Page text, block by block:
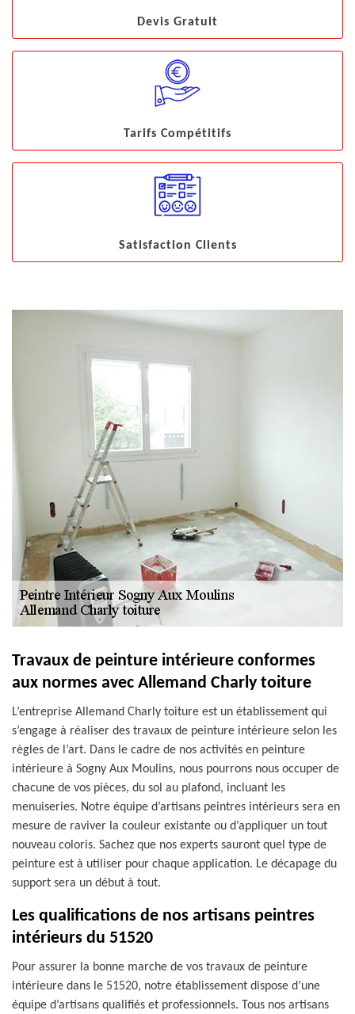
Devis Gratuit
Tarifs Compétitifs
Satisfaction Clients
Travaux de peinture intérieure conformes
aux normes avec Allemand Charly toiture
L’entreprise Allemand Charly toiture est un établissement qui
s’engage à réaliser des travaux de peinture intérieure selon les
règles de l’art. Dans le cadre de nos activités en peinture
intérieure à Sogny Aux Moulins, nous pourrons nous occuper de
chacune de vos pièces, du sol au plafond, incluant les
menuiseries. Notre équipe d’artisans peintres intérieurs sera en
mesure de raviver la couleur existante ou d’appliquer un tout
nouveau coloris. Sachez que nos experts sauront quel type de
peinture est à utiliser pour chaque application. Le décapage du
support sera un début à tout.
Les qualifications de nos artisans peintres
intérieurs du 51520
Pour assurer la bonne marche de vos travaux de peinture
intérieure dans le 51520, notre établissement dispose d’une
équipe d’artisans qualifiés et professionnels. Tous nos artisans